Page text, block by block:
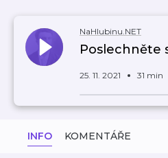
NaHlubinu.NET
Poslechněte
25. 11. 2021 31 min
INFO KOMENTÁŘE